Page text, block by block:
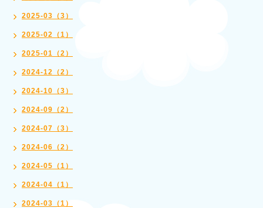
2025-03（3）
2025-02（1）
2025-01（2）
2024-12（2）
2024-10（3）
2024-09（2）
2024-07（3）
2024-06（2）
2024-05（1）
2024-04（1）
2024-03（1）